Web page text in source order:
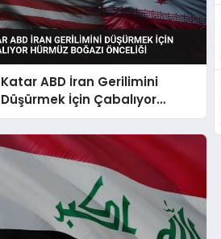
Katar ABD İran Gerilimini
Düşürmek İçin Çabalıyor
Hürmüz Boğazı Önceliği